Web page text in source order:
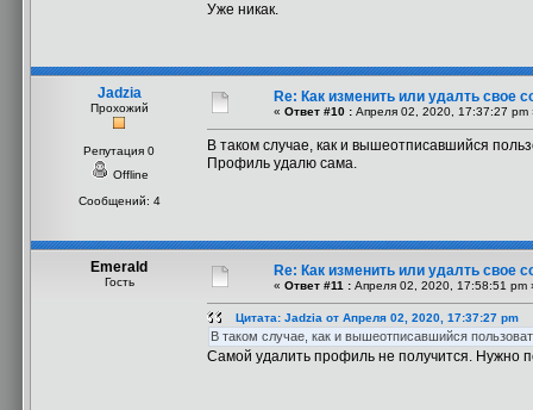
Уже никак.
Jadzia
Прохожий
Репутация 0
Offline
Сообщений: 4
Re: Как изменить или удалть свое
« Ответ #10 : Апреля 02, 2020, 17:37:27 pm
В таком случае, как и вышеотписавшийся
Профиль удалю сама.
Emerald
Гость
Re: Как изменить или удалть свое
« Ответ #11 : Апреля 02, 2020, 17:58:51 pm
Цитата: Jadzia от Апреля 02, 2020, 17:37:27 pm
В таком случае, как и вышеотписавшийся
Самой удалить профиль не получится. Нужно